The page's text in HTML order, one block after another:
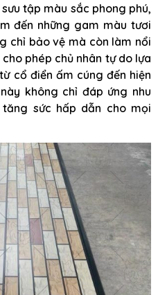
tập màu sắc phong phú,
đến những gam màu tươi
chỉ bảo vệ mà còn làm nổi
phép chủ nhân tự do lựa
cổ điển ấm cúng đến hiện
không chỉ đáp ứng nhu
sức hấp dẫn cho mọi